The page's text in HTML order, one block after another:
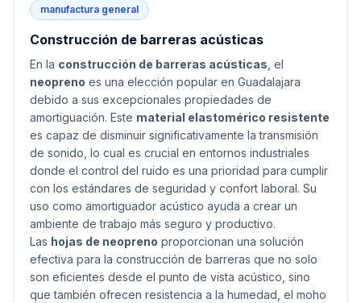
manufactura general
Construcción de barreras acústicas
En la construcción de barreras acústicas , el
neopreno es una elección popular en Guadalajara
debido a sus excepcionales propiedades de
amortiguación. Este material elastomérico resistente
es capaz de disminuir significativamente la transmisión
de sonido, lo cual es crucial en entornos industriales
donde el control del ruido es una prioridad para cumplir
con los estándares de seguridad y confort laboral. Su
uso como amortiguador acústico ayuda a crear un
ambiente de trabajo más seguro y productivo.
Las hojas de neopreno proporcionan una solución
efectiva para la construcción de barreras que no solo
son eficientes desde el punto de vista acústico, sino
que también ofrecen resistencia a la humedad, el moho